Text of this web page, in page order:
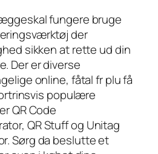
fungere bruge
der
sikken at rette ud din
Der er diverse
online, fåtal fr plu få
populære
QR Code
QR Stuff og Unitag
Sørg da beslutte et